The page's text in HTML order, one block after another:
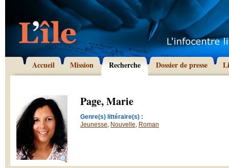
Accueil Mission Recherche Dossier de presse
Page, Marie
Genre(s) littéraire(s) :
Jeunesse, Nouvelle, Roman